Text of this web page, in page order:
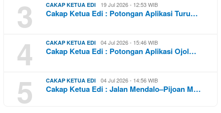
3 CAKAP KETUA EDI 19 Jul 2026 - 12:53 WIB
Cakap Ketua Edi : Potongan Aplikasi Turu…
4 CAKAP KETUA EDI 04 Jul 2026 - 15:46 WIB
Cakap Ketua Edi : Potongan Aplikasi Ojol…
5 CAKAP KETUA EDI 04 Jul 2026 - 14:56 WIB
Cakap Ketua Edi : Jalan Mendalo–Pijoan M…